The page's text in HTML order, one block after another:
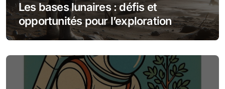
Les bases lunaires : défis et
opportunités pour l’exploration
spatiale